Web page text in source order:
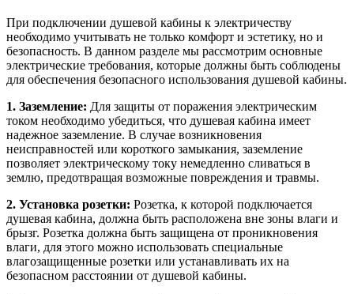
При подключении душевой кабины к электричеству
необходимо учитывать не только комфорт и эстетику, но и
безопасность. В данном разделе мы рассмотрим основные
электрические требования, которые должны быть соблюдены
для обеспечения безопасного использования душевой кабины.
1. Заземление: Для защиты от поражения электрическим
током необходимо убедиться, что душевая кабина имеет
надежное заземление. В случае возникновения
неисправностей или короткого замыкания, заземление
позволяет электрическому току немедленно сливаться в
землю, предотвращая возможные повреждения и травмы.
2. Установка розетки: Розетка, к которой подключается
душевая кабина, должна быть расположена вне зоны влаги и
брызг. Розетка должна быть защищена от проникновения
влаги, для этого можно использовать специальные
влагозащищенные розетки или устанавливать их на
безопасном расстоянии от душевой кабины.